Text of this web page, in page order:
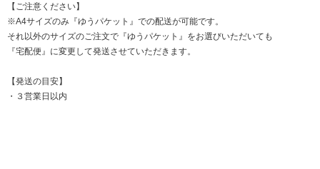
【ご注意ください】
※A4サイズのみ『ゆうパケット』での配送が可能です。
それ以外のサイズのご注文で『ゆうパケット』をお選びいただいても
『宅配便』に変更して発送させていただきます。
【発送の目安】
・３営業日以内